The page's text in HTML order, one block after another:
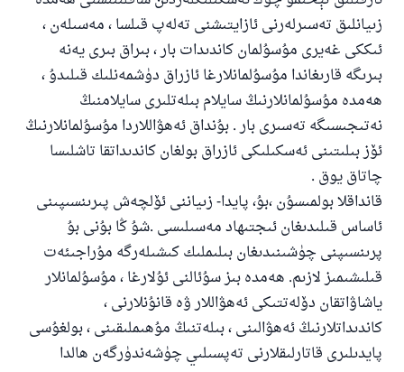
زىيانلىق تەسىرلەرنى ئازايتىشنى تەلەپ قىلسا ، مەسىلەن ،
ئىككى غەيرى مۇسۇلمان كاندىدات بار ، بىراق بىرى يەنە
بىرىگە قارىغاندا مۇسۇلمانلارغا ئازراق دۈشمەنلىك قىلىدۇ ،
ھەمدە مۇسۇلمانلارنىڭ سايلام بىلەتلىرى سايلامنىڭ
نەتىجىسىگە تەسىرى بار . بۇنداق ئەھۋاللاردا مۇسۇلمانلارنىڭ
ئۆز بىلىتىنى ئەسكىلىكى ئازراق بولغان كاندىداتقا تاشلىسا
چاتاق يوق .
قانداقلا بولمىسۇن ،بۇ، پايدا- زىياننى ئۆلچەش پىرىنسىپىنى
ئاساس قىلىدىغان ئىجتىھاد مەسىلىسى .شۇ ڭا بۇنى بۇ
پرىنسىپنى چۈشىنىدىغان بىلىملىك كىشىلەرگە مۇراجىئەت
قىلىشىمىز لازىم. ھەمدە بىز سۇئالنى ئۇلارغا ، مۇسۇلمانلار
ياشاۋاتقان دۆلەتتىكى ئەھۋاللار ۋە قانۇنلارنى ،
كاندىداتلارنىڭ ئەھۋالىنى ، بىلەتنىڭ مۇھىملىقىنى ، بولغۇسى
پايدىلىرى قاتارلىقلارنى تەپسىلىي چۈشەندۈرگەن ھالدا
110845 - نومۇرلۇق سوئالنىڭ جاۋابى
ئائىلىنى ساقلاپ قالدى
ئۇممەتكە جاۋاپ بېرىشىمىزگە ياردەم قىلىڭ
پەيغەمبەرئەلەيھىسسالام مۇنداق دېگەن:
ياخشىلىققا باشلارپ قويغان كىشى قىلغۇچىغا
ئوخشاش ساۋاپقا ئېرىشىدۇ
مۇسلىم رىۋايەت قىلغان (1893) ھەدىس
ئىئائە